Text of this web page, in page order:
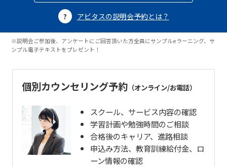
アビタスの説明会予約とは？
※説明会ご参加後、アンケートにご回答頂いた方全員にサンプルeラーニング、サ
ンプル電子テキストをプレゼント！
個別カウンセリング予約（オンライン/お電話）
スクール、サービス内容の確認
学習計画や勉強時間のご相談
合格後のキャリア、進路相談
申込み方法、教育訓練給付金、ロ
ーン情報の確認